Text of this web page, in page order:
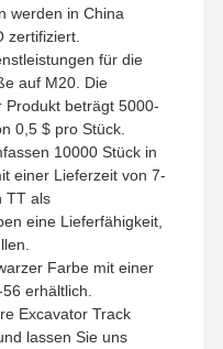
werden in China
zertifiziert.
für die
auf M20. Die
Produkt beträgt 5000-
0,5 $ pro Stück.
10000 Stück in
einer Lieferzeit von 7-
TT als
eine Lieferfähigkeit,
Farbe mit einer
erhältlich.
Excavator Track
lassen Sie uns